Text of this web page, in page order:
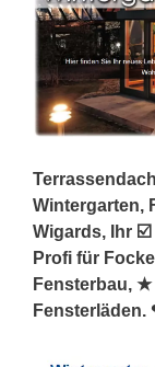
Wintergarten,
Wigards, Ihr ☑️
Profi für
Fensterbau,